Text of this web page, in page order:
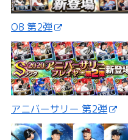
OB 第2弾
アニバーサリー 第2弾